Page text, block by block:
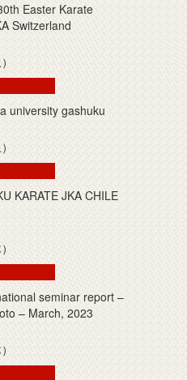
Easter Karate
Switzerland
university gashuku
KARATE JKA CHILE
seminar report –
– March, 2023